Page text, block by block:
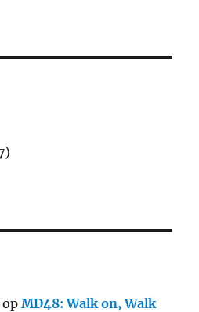
opMD48: Walk on, Walk